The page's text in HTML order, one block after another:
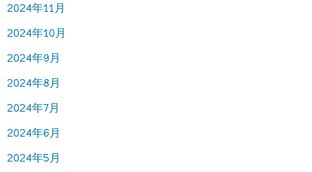
2024年11月
2024年10月
2024年9月
2024年8月
2024年7月
2024年6月
2024年5月